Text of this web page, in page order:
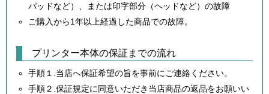
パッドなど）、または印字部分（ヘッドなど）の故障
ご購入から1年以上経過した商品での故障。
プリンター本体の保証までの流れ
手順１.当店へ保証希望の旨を事前にご連絡ください。
手順２.保証規定に同意いただき当店商品の返品をお願いい